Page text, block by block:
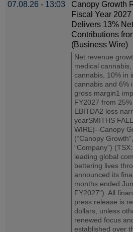
07.08.26 - 13:03
Canopy Growth
Fiscal Year
Delivers 13%
Contributions
(Business Wire)
Net revenue
medical
cannabis, 10% in
cannabis and 6%
gross margin1
FY2027 from
EBITDA2 loss
yearSMITHS
WIRE)--Canopy
(“Canopy
“Company”)
leading global
bettering lives
announced its
months ended
FY2027"). All
press release is
dollars, unless
renewed focus
established over